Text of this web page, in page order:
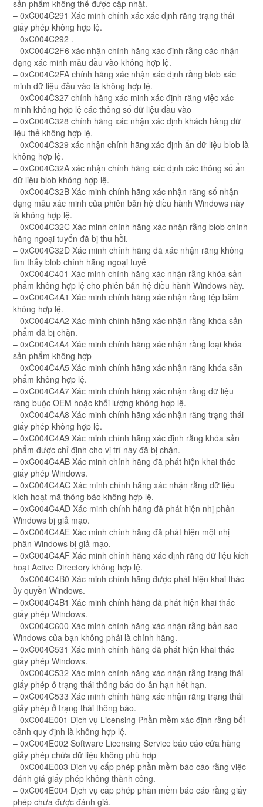
sản phẩm không thể được cập nhật.
– 0xC004C291 Xác minh chính xác xác định rằng trạng thái
giấy phép không hợp lệ.
– 0xC004C292 .
– 0xC004C2F6 xác nhận chính hãng xác định rằng các nhận
dạng xác minh mẫu đầu vào không hợp lệ.
– 0xC004C2FA chính hãng xác nhận xác định rằng blob xác
minh dữ liệu đầu vào là không hợp lệ.
– 0xC004C327 chính hãng xác minh xác định rằng việc xác
minh không hợp lệ các thông số dữ liệu đầu vào
– 0xC004C328 chính hãng xác nhận xác định khách hàng dữ
liệu thẻ không hợp lệ.
– 0xC004C329 xác nhận chính hãng xác định ẩn dữ liệu blob là
không hợp lệ.
– 0xC004C32A xác nhận chính hãng xác định các thông số ẩn
dữ liệu blob không hợp lệ.
– 0xC004C32B Xác minh chính hãng xác nhận rằng số nhận
dạng mẫu xác minh của phiên bản hệ điều hành Windows này
là không hợp lệ.
– 0xC004C32C Xác minh chính hãng xác nhận rằng blob chính
hãng ngoại tuyến đã bị thu hồi.
– 0xC004C32D Xác minh chính hãng đã xác nhận rằng không
tìm thấy blob chính hãng ngoại tuyế
– 0xC004C401 Xác minh chính hãng xác nhận rằng khóa sản
phẩm không hợp lệ cho phiên bản hệ điều hành Windows này.
– 0xC004C4A1 Xác minh chính hãng xác nhận rằng tệp băm
không hợp lệ.
– 0xC004C4A2 Xác minh chính hãng xác nhận rằng khóa sản
phẩm đã bị chặn.
– 0xC004C4A4 Xác minh chính hãng xác nhận rằng loại khóa
sản phẩm không hợp
– 0xC004C4A5 Xác minh chính hãng xác nhận rằng khóa sản
phẩm không hợp lệ.
– 0xC004C4A7 Xác minh chính hãng xác nhận rằng dữ liệu
ràng buộc OEM hoặc khối lượng không hợp lệ.
– 0xC004C4A8 Xác minh chính hãng xác nhận rằng trạng thái
giấy phép không hợp lệ.
– 0xC004C4A9 Xác minh chính hãng xác định rằng khóa sản
phẩm được chỉ định cho vị trí này đã bị chặn.
– 0xC004C4AB Xác minh chính hãng đã phát hiện khai thác
giấy phép Windows.
– 0xC004C4AC Xác minh chính hãng xác nhận rằng dữ liệu
kích hoạt mã thông báo không hợp lệ.
– 0xC004C4AD Xác minh chính hãng đã phát hiện nhị phân
Windows bị giả mạo.
– 0xC004C4AE Xác minh chính hãng đã phát hiện một nhị
phân Windows bị giả mạo.
– 0xC004C4AF Xác minh chính hãng xác định rằng dữ liệu kích
hoạt Active Directory không hợp lệ.
– 0xC004C4B0 Xác minh chính hãng được phát hiện khai thác
ủy quyền Windows.
– 0xC004C4B1 Xác minh chính hãng đã phát hiện khai thác
giấy phép Windows.
– 0xC004C600 Xác minh chính hãng xác nhận rằng bản sao
Windows của bạn không phải là chính hãng.
– 0xC004C531 Xác minh chính hãng đã phát hiện khai thác
giấy phép Windows.
– 0xC004C532 Xác minh chính hãng xác nhận rằng trạng thái
giấy phép ở trạng thái thông báo do ân hạn hết hạn.
– 0xC004C533 Xác minh chính hãng xác nhận rằng trạng thái
giấy phép ở trạng thái thông báo.
– 0xC004E001 Dịch vụ Licensing Phần mềm xác định rằng bối
cảnh quy định là không hợp lệ.
– 0xC004E002 Software Licensing Service báo cáo cửa hàng
giấy phép chứa dữ liệu không phù hợp
– 0xC004E003 Dịch vụ cấp phép phần mềm báo cáo rằng việc
đánh giá giấy phép không thành công.
– 0xC004E004 Dịch vụ cấp phép phần mềm báo cáo rằng giấy
phép chưa được đánh giá.